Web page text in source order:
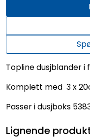
Topline dusjblander
Komplett med 3 x
Passer i dusjboks
Lignende